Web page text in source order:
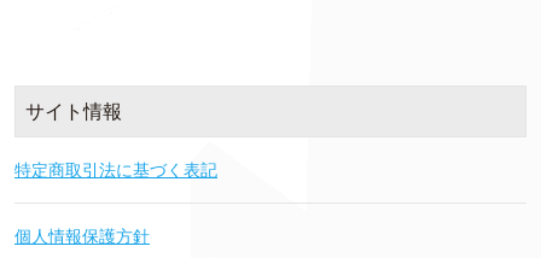
サイト情報
特定商取引法に基づく表記
個人情報保護方針